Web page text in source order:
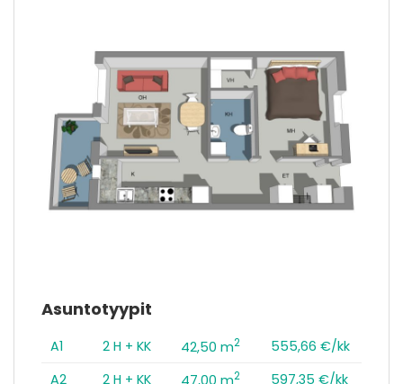
Asuntotyypit
A1 2 H + KK 42,50 m2
555,66 €/kk
A2
2 H + KK 2
597,35 €/kk